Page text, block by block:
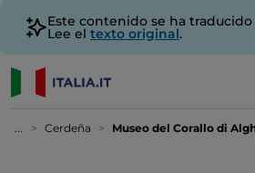
Este contenido se ha
Lee el texto original.
... Cerdeña Museo del Corallo di